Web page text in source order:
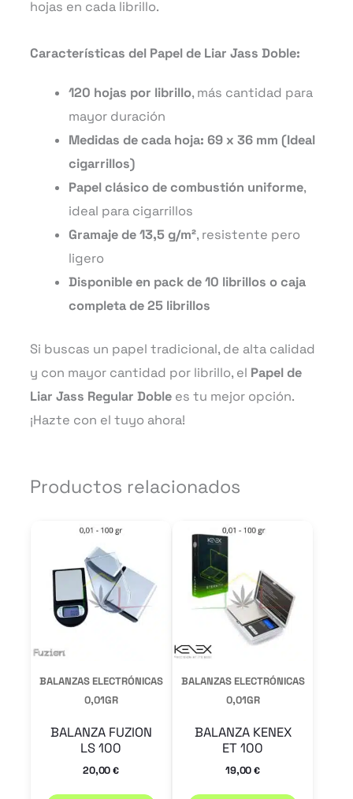
hojas en cada librillo.
Características del Papel de Liar Jass Doble:
120 hojas por librillo, más cantidad para
mayor duración
Medidas de cada hoja: 69 x 36 mm (Ideal
cigarrillos)
Papel clásico de combustión uniforme,
ideal para cigarrillos
Gramaje de 13,5 g/m², resistente pero
ligero
Disponible en pack de 10 librillos o caja
completa de 25 librillos
Si buscas un papel tradicional, de alta calidad
y con mayor cantidad por librillo, el Papel de
Liar Jass Regular Doble es tu mejor opción.
¡Hazte con el tuyo ahora!
Productos relacionados
BALANZAS ELECTRÓNICAS
0,01GR
BALANZA FUZION
LS 100
20,00€
BALANZAS ELECTRÓNICAS
0,01GR
BALANZA KENEX
ET 100
19,00€